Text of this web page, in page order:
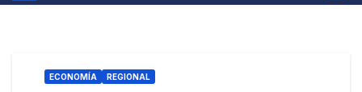
ECONOMÍA REGIONAL